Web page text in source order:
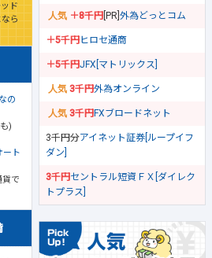
ド
ら
の
)
ート
貨で
＋8千円 [PR] 外為どっとコム
＋5千円ヒロセ通商
＋5千円JFX[マトリックス]
3千円外為オンライン
3千円FXブロードネット
3千円分アイネット証券[ループイフ
ダン]
3千円セントラル短資ＦＸ[ダイレク
トプラス]